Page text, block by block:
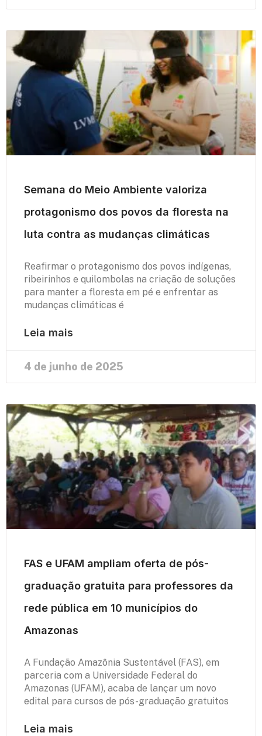
Semana do Meio Ambiente valoriza
protagonismo dos povos da floresta na
luta contra as mudanças climáticas
Reafirmar o protagonismo dos povos indígenas,
ribeirinhos e quilombolas na criação de soluções
para manter a floresta em pé e enfrentar as
mudanças climáticas é
Leia mais
4 de junho de 2025
FAS e UFAM ampliam oferta de pós-
graduação gratuita para professores da
rede pública em 10 municípios do
Amazonas
A Fundação Amazônia Sustentável (FAS), em
parceria com a Universidade Federal do
Amazonas (UFAM), acaba de lançar um novo
edital para cursos de pós-graduação gratuitos
Leia mais